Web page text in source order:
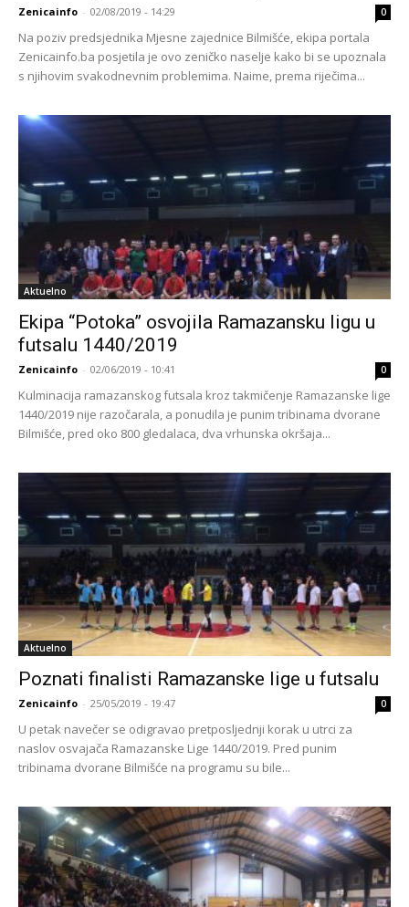
Zenicainfo - 02/08/2019 - 14:29 0
Na poziv predsjednika Mjesne zajednice Bilmišće, ekipa portala
Zenicainfo.ba posjetila je ovo zeničko naselje kako bi se upoznala
s njihovim svakodnevnim problemima. Naime, prema riječima...
Aktuelno
Ekipa “Potoka” osvojila Ramazansku ligu u
futsalu 1440/2019
Zenicainfo - 02/06/2019 - 10:41 0
Kulminacija ramazanskog futsala kroz takmičenje Ramazanske lige
1440/2019 nije razočarala, a ponudila je punim tribinama dvorane
Bilmišće, pred oko 800 gledalaca, dva vrhunska okršaja...
Aktuelno
Poznati finalisti Ramazanske lige u futsalu
Zenicainfo - 25/05/2019 - 19:47 0
U petak navečer se odigravao pretposljednji korak u utrci za
naslov osvajača Ramazanske Lige 1440/2019. Pred punim
tribinama dvorane Bilmišće na programu su bile...